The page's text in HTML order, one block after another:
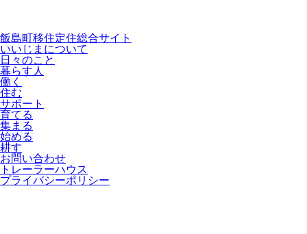
飯島町移住定住総合サイト
いいじまについて
日々のこと
暮らす人
働く
住む
サポート
育てる
集まる
始める
耕す
お問い合わせ
トレーラーハウス
プライバシーポリシー